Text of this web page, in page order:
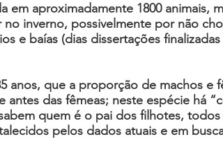
aproximadamente 1800 animais,
inverno, possivelmente por não
e baías (dias dissertações
anos, que a proporção de machos e
das fêmeas; neste espécie há
quem é o pai dos filhotes,
pelos dados atuais e em